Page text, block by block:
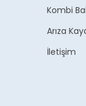
Kombi
Arıza
İletişim